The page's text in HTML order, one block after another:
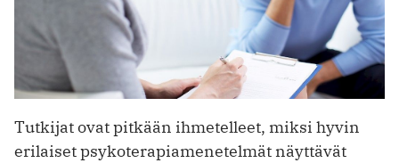
Tutkijat ovat pitkään ihmetelleet, miksi hyvin
erilaiset psykoterapiamenetelmät näyttävät